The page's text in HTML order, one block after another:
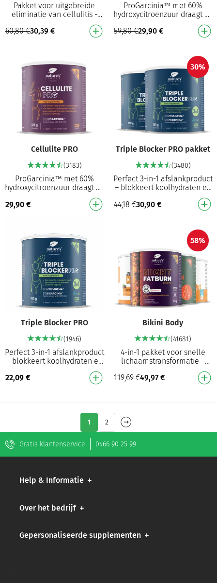
Pakket voor uitgebreide
eliminatie van cellulitis -
ondersteuning voor de
snelste effecten! Cellulit…
60,80€30,39€
ProGarcinia™ met 60%
hydroxycitroenzuur draagt bij
aan het verminderen van
vetopslag² in het lichaam
59,80€29,90€
Cellulite PRO
(3183)
ProGarcinia™ met 60%
hydroxycitroenzuur draagt bij
aan het verminderen van
vetopslag² in het lichaam
29,90€
30%
Triple Blocker PRO pakket
(3480)
Perfect 3-in-1 afslankproduct
– blokkeert koolhydraten en
hongeraanvallen en
vermindert de zin in zoet!² …
44,18€30,90€
Triple Blocker PRO
(1946)
Perfect 3-in-1 afslankproduct
– blokkeert koolhydraten en
hongeraanvallen en
vermindert de zin in zoet!² …
22,09€
58%
Bikini Body
(41681)
4-in-1 pakket voor snelle
lichaamstransformatie –
klaar voor het strand! Voor
gewichtsverlies²,
vermindering van cellul…
119,69€49,97€
1 2
Gratis klantenservice 0466 90 25 99
Help & Informatie
Over het bedrijf
Gepersonaliseerde supplementen